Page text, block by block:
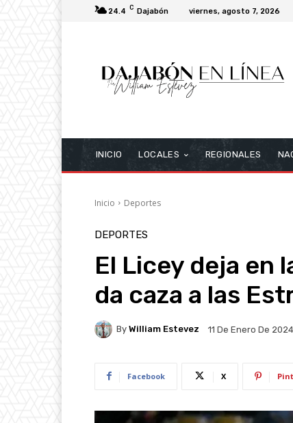
24.4 C Dajabón viernes, agosto 7, 2026
INICIO LOCALES REGIONALES
Inicio Deportes
DEPORTES
El Licey deja en
da caza a las
By William Estevez 11 De Enero De 2024
Facebook X